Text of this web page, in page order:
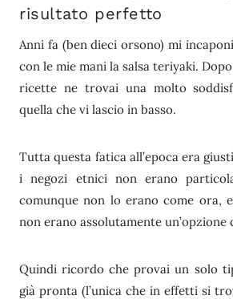
risultato perfetto
Anni fa (ben dieci orsono) mi
con le mie mani la salsa teriyaki.
ricette ne trovai una molto
quella che vi lascio in basso.
Tutta questa fatica all’epoca era
i negozi etnici non erano
comunque non lo erano come ora,
non erano assolutamente un’opzione
Quindi ricordo che provai un solo
già pronta (l’unica che in effetti si